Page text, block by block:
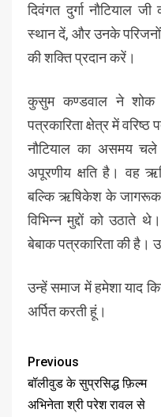
दिवंगत दुर्गा नौटियाल
स्थान दें, और उनके
की शक्ति प्रदान करें।
कुसुम कण्डवाल ने शोक
पत्रकारिता क्षेत्र में
नौटियाल का असमय चले
अपूरणीय क्षति है। वह
बल्कि ऋषिकेश के जागरूक
विभिन्न मुद्दों को उठाते
बेबाक पत्रकारिता की है।
उन्हें समाज में हमेशा याद
अर्पित करती हूं।
Previous
बॉलीवुड के सुप्रसिद्ध फ़िल्म
अभिनेता श्री परेश रावल से